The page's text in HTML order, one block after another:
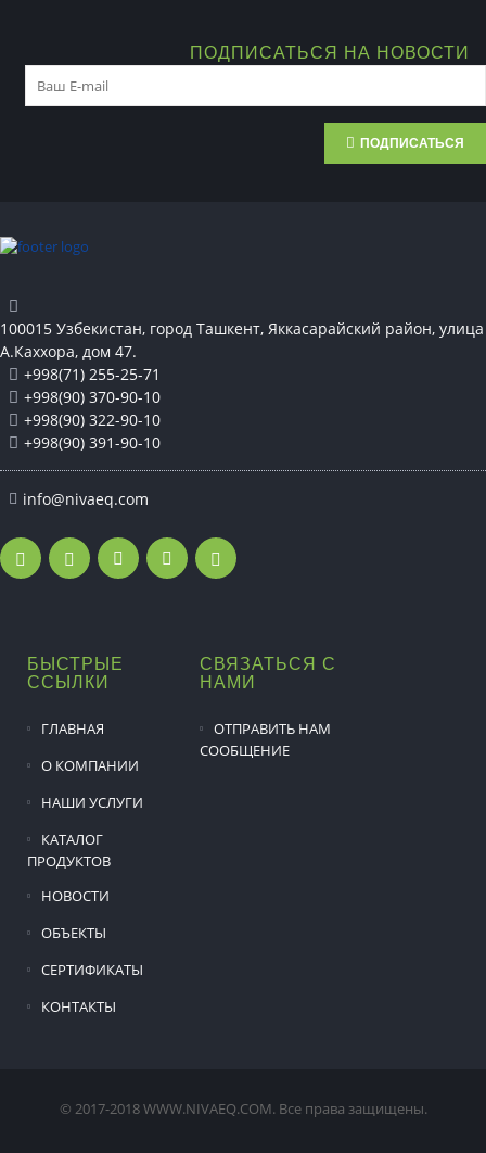
ПОДПИСАТЬСЯ НА НОВОСТИ
ПОДПИСАТЬСЯ
100015 Узбекистан, город Ташкент, Яккасарайский район, улица
А.Каххора, дом 47.
+998(71) 255-25-71
+998(90) 370-90-10
+998(90) 322-90-10
+998(90) 391-90-10
info@nivaeq.com
БЫСТРЫЕ
ССЫЛКИ
ГЛАВНАЯ
О КОМПАНИИ
НАШИ УСЛУГИ
КАТАЛОГ
ПРОДУКТОВ
НОВОСТИ
ОБЪЕКТЫ
СЕРТИФИКАТЫ
КОНТАКТЫ
СВЯЗАТЬСЯ С
НАМИ
ОТПРАВИТЬ НАМ
СООБЩЕНИЕ
© 2017-2018 WWW.NIVAEQ.COM. Все права защищены.